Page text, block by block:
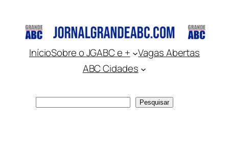
conteúdo
InícioSobre o JGABC e +
Vagas Abertas
ABC Cidades
Pesquisar